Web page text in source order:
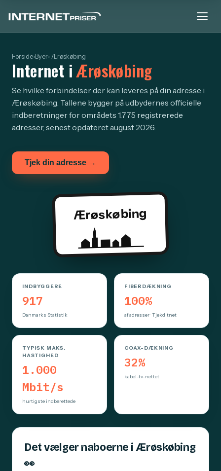
Forside›Byer› Ærøskøbing
Internet iÆrøskøbing
Se hvilke forbindelser der kan leveres på din adresse i
Ærøskøbing. Tallene bygger på udbydernes officielle
indberetninger for områdets 1.775 registrerede
adresser, senest opdateret august 2026.
Tjek din adresse →
Ærøskøbing
INDBYGGERE
917
Danmarks Statistik
FIBERDÆKNING
100%
af adresser · Tjekditnet
TYPISK MAKS.
HASTIGHED
1.000
Mbit/s
hurtigste indberettede
COAX-DÆKNING
32%
kabel-tv-nettet
Det vælger naboerne i Ærøskøbing
👀